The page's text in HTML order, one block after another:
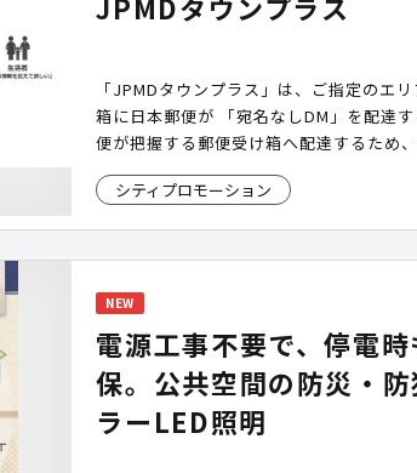
「JPMDタウンプラス」は、ご指定のエ
箱に日本郵便が 「宛名なしDM」を配達
便が把握する郵便受け箱へ配達するため
100%。 ポスティングではカバーしきれ
ンや離島・山間部にも、制服を着用した
シティプロモーション
NEW
電源工事不要で、停電
保。公共空間の防災・
ラーLED照明